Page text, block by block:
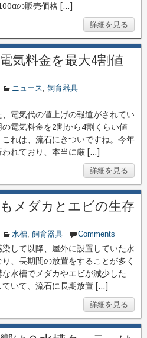
の販売価格 […]
詳細を見る
気料金を最大4割値
ニュース, 飼育器具
電気代の値上げの報道がされてい
電気料金を2割から4割くらい値
これは、流石にきついですね。今年
われており、本当に厳 […]
詳細を見る
メダカとエビの生存
水槽, 飼育器具 Comments
して以降、屋外に設置していた水
、長期間の放置をすることが多く
水槽でメダカやエビが減少した
ていて、流石に長期放置 […]
詳細を見る